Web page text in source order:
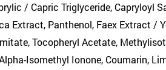
/ Capric Triglyceride, Capryloyl
Extract, Panthenol, Faex Extract /
Tocopheryl Acetate,
Isomethyl Ionone, Coumarin,